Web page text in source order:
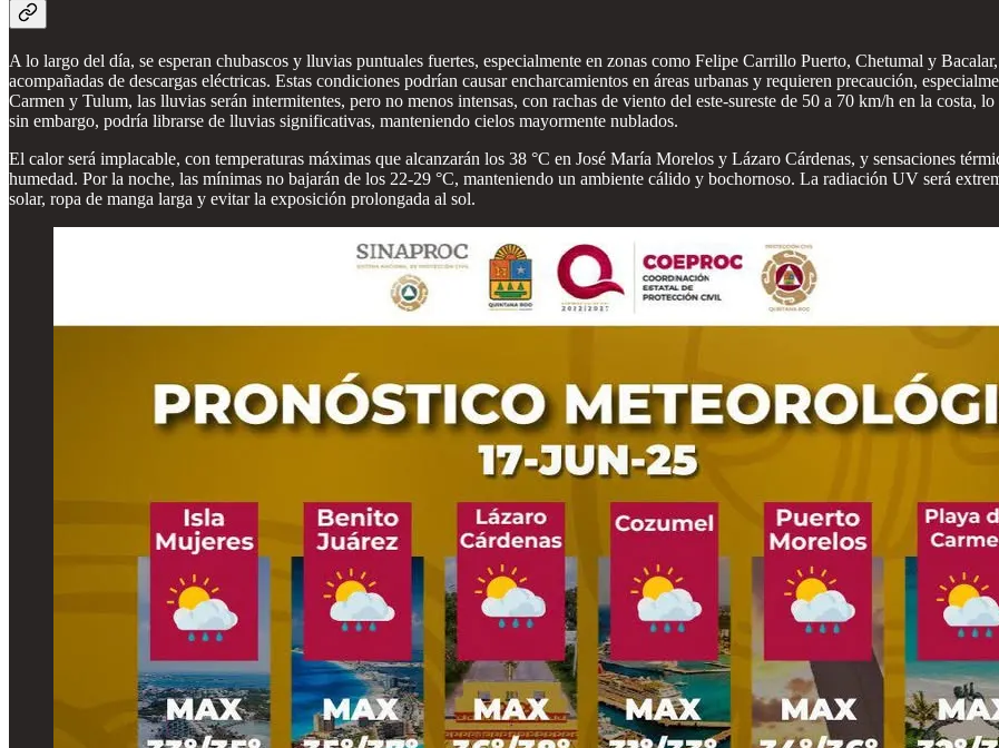
A lo largo del día, se esperan chubascos y lluvias puntuales fuertes, especialmente en zonas como Felipe Carrillo Puerto, Chetumal y
acompañadas de descargas eléctricas. Estas condiciones podrían causar encharcamientos en áreas urbanas y requieren precaución,
Carmen y Tulum, las lluvias serán intermitentes, pero no menos intensas, con rachas de viento del este-sureste de 50 a 70 km/h en la costa,
sin embargo, podría librarse de lluvias significativas, manteniendo cielos mayormente nublados.
El calor será implacable, con temperaturas máximas que alcanzarán los 38 °C en José María Morelos y Lázaro Cárdenas, y sensaciones
humedad. Por la noche, las mínimas no bajarán de los 22-29 °C, manteniendo un ambiente cálido y bochornoso. La radiación UV será
solar, ropa de manga larga y evitar la exposición prolongada al sol.